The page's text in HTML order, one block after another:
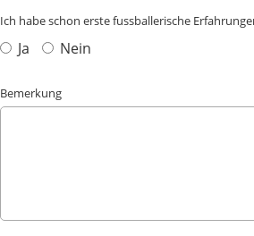
Ich habe schon erste fussballerische
Ja Nein
Bemerkung